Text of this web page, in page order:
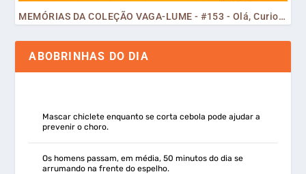
MEMÓRIAS DA COLEÇÃO VAGA-LUME - #153 - Olá, Curiosos! 2023
ABOBRINHAS DO DIA
Mascar chiclete enquanto se corta cebola pode ajudar a
prevenir o choro.
Os homens passam, em média, 50 minutos do dia se
arrumando na frente do espelho.